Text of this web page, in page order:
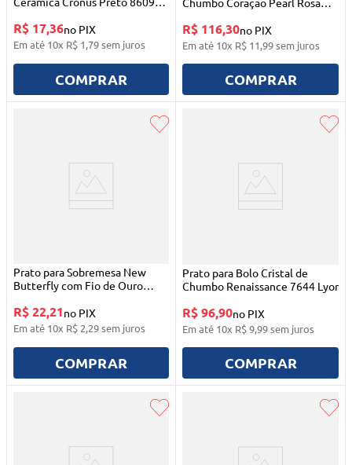
R$ 17,36no PIX
Em até 10x R$ 1,79sem juros
COMPRAR
R$ 116,30no PIX
Em até 10x R$ 11,99sem juros
COMPRAR
Prato para Sobremesa New
Butterfly com Fio de Ouro
R$ 22,21no PIX
Em até 10x R$ 2,29sem juros
COMPRAR
Prato para Bolo Cristal de
Chumbo Renaissance 7644 Lyor
R$ 96,90no PIX
Em até 10x R$9,99sem juros
COMPRAR